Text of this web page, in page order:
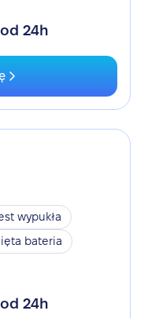
od 24h
wypukła
bateria
od 24h